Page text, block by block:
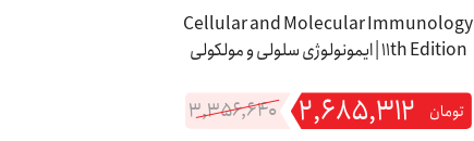
Cellular and Molecular Immunology
11th Edition | ایمونولوژی سلولی و مولکولی
۳,۳۵۶,۶۴۰ ۲,۶۸۵,۳۱۲ تومان